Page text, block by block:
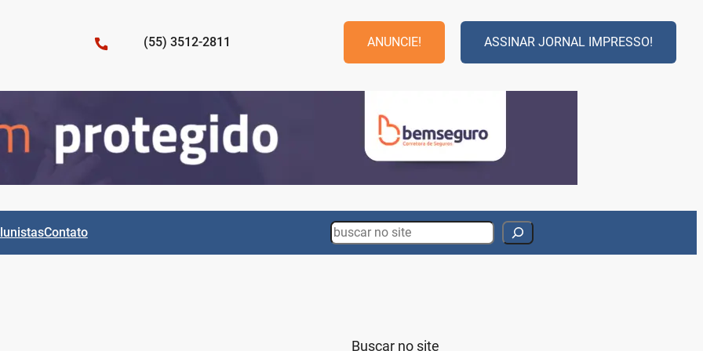
(55) 3512-2811 ANUNCIE! ASSINAR JORNAL IMPRESSO!
Contato Search
Buscar no site